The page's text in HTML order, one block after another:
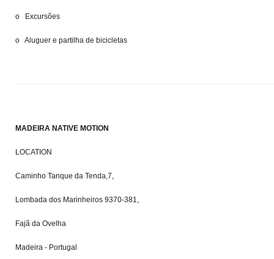
o Excursões
o Aluguer e partilha de bicicletas
MADEIRA NATIVE MOTION
LOCATION
Caminho Tanque da Tenda,7,
Lombada dos Marinheiros 9370-381,
Fajã da Ovelha
Madeira - Portugal